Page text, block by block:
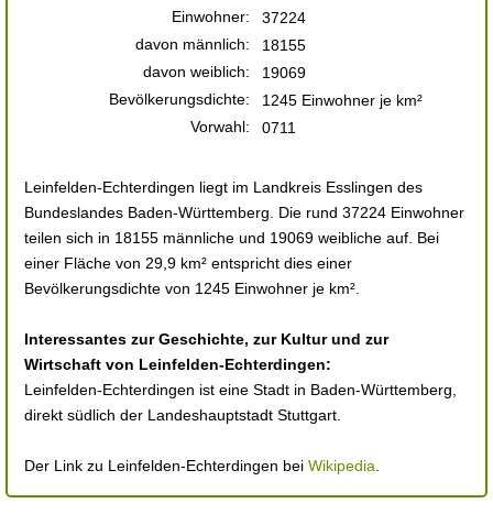
Einwohner:
37224
davon männlich:
18155
davon weiblich:
19069
Bevölkerungsdichte:
1245 Einwohner je km²
Vorwahl:
0711
Leinfelden-Echterdingen liegt im Landkreis Esslingen des
Bundeslandes Baden-Württemberg. Die rund 37224 Einwohner
teilen sich in 18155 männliche und 19069 weibliche auf. Bei
einer Fläche von 29,9 km² entspricht dies einer
Bevölkerungsdichte von 1245 Einwohner je km².
Interessantes zur Geschichte, zur Kultur und zur
Wirtschaft von Leinfelden-Echterdingen:
Leinfelden-Echterdingen ist eine Stadt in Baden-Württemberg,
direkt südlich der Landeshauptstadt Stuttgart.
Der Link zu Leinfelden-Echterdingen bei Wikipedia